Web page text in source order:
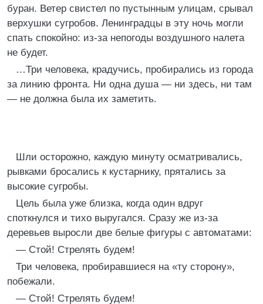
буран. Ветер свистел по пустынным улицам, срывал
верхушки сугробов. Ленинградцы в эту ночь могли
спать спокойно: из-за непогоды воздушного налета
не будет.
…Три человека, крадучись, пробирались из города
за линию фронта. Ни одна душа — ни здесь, ни там
— не должна была их заметить.
Шли осторожно, каждую минуту осматривались,
рывками бросались к кустарнику, прятались за
высокие сугробы.
Цель была уже близка, когда один вдруг
споткнулся и тихо выругался. Сразу же из-за
деревьев выросли две белые фигуры с автоматами:
— Стой! Стрелять будем!
Три человека, пробиравшиеся на «ту сторону»,
побежали.
— Стой! Стрелять будем!